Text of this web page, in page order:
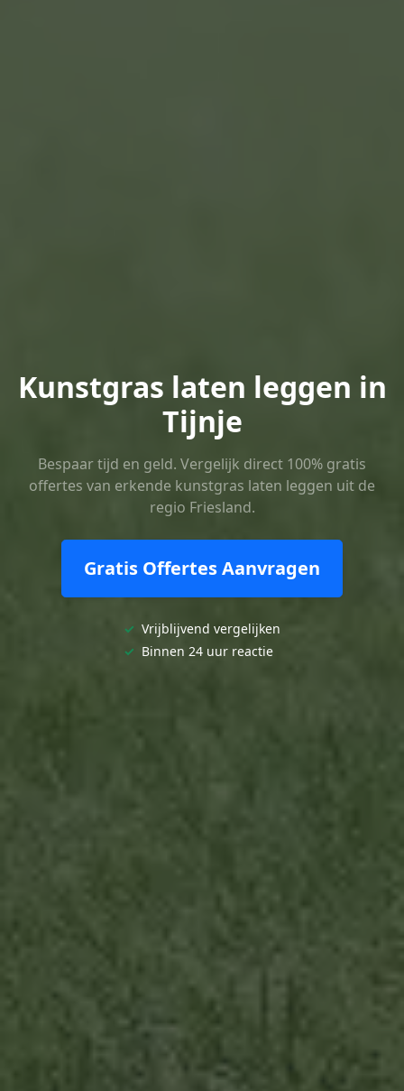
Kunstgras laten leggen in
Tijnje
Bespaar tijd en geld. Vergelijk direct 100% gratis
offertes van erkende kunstgras laten leggen uit de
regio Friesland.
Gratis Offertes Aanvragen
✓ Vrijblijvend vergelijken
✓ Binnen 24 uur reactie